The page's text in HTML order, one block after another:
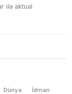
ilə aktual
Dünya İdman